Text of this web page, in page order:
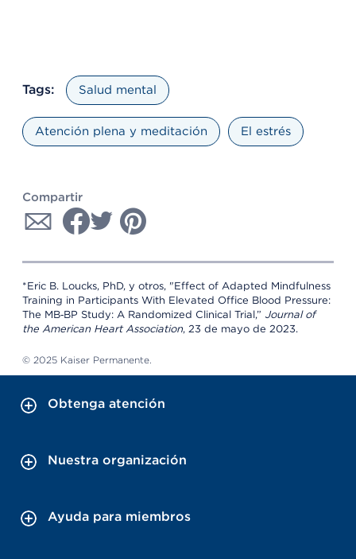
Tags: Salud mental
Atención plena y meditación El estrés
Compartir
*Eric B. Loucks, PhD, y otros, "Effect of Adapted Mindfulness
Training in Participants With Elevated Office Blood Pressure:
The MB‐BP Study: A Randomized Clinical Trial,” Journal of
the American Heart Association, 23 de mayo de 2023.
© 2025 Kaiser Permanente.
Obtenga atención
Nuestra organización
Ayuda para miembros